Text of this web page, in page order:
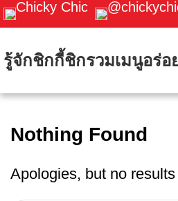
Chicky Chic
รู้จักชิกกี้ชิกรวมเมนูอร่อ
Nothing Found
Apologies, but no